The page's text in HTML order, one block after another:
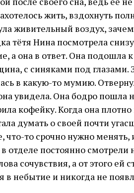
жить, вздохнуть
живительный воздух,
тётя Нина посмотрела
а она в ответ. Она подошла
с синяками под глазами.
в какую-то мумию.
увидела. Она бодро пошла
кофейку. Когда она
думать о своей почти
что-то срочно нужно менять,
отделе постоянно
сочувствия, а от этого ей
в небытие и никогда не